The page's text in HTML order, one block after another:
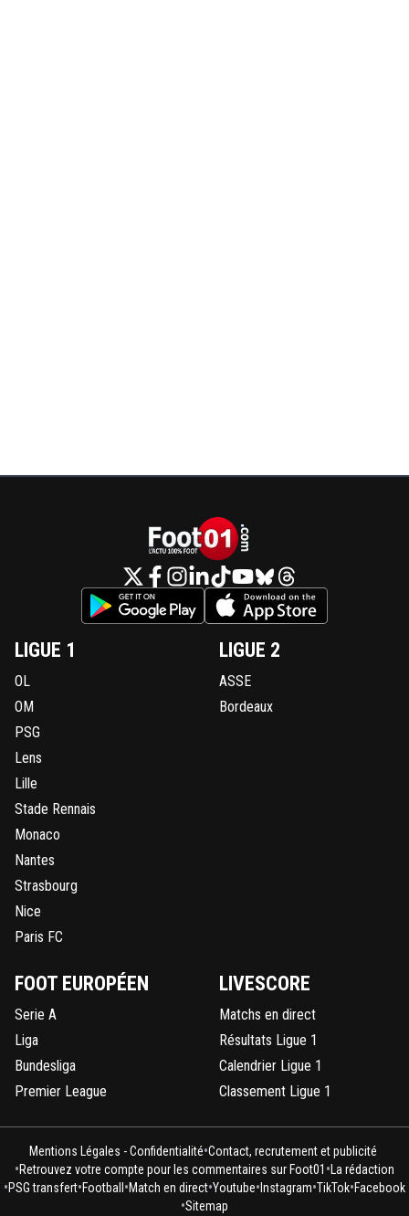
LIGUE 1
OL
OM
PSG
Lens
Lille
Stade Rennais
Monaco
Nantes
Strasbourg
Nice
Paris FC
LIGUE 2
ASSE
Bordeaux
FOOT EUROPÉEN
Serie A
Liga
Bundesliga
Premier League
LIVESCORE
Matchs en direct
Résultats Ligue 1
Calendrier Ligue 1
Classement Ligue 1
Mentions Légales - Confidentialité•Contact, recrutement et publicité
•Retrouvez votre compte pour les commentaires sur Foot01 • La rédaction
•PSG transfert•Football •Match en direct•Youtube• Instagram•TikTok•Facebook
•Sitemap